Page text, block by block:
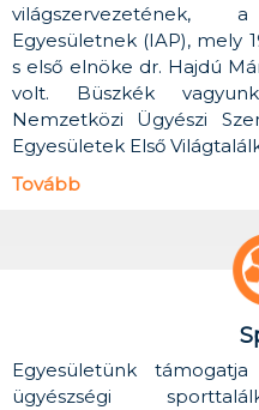
világszervezetének,
Egyesületnek (IAP), mely
s első elnöke dr. Hajdú
volt. Büszkék
Nemzetközi Ügyészi
Egyesületek Első
Tovább
Egyesületünk
ügyészségi